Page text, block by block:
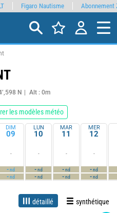
N Alt : 0m
les modèles météo
DIM
09
-
-nd
-nd
LUN
10
-
-nd
-nd
MAR
11
-
-nd
-nd
MER
12
-
-nd
-nd
détaillé synthétique
Figaro Nautisme Abonnement